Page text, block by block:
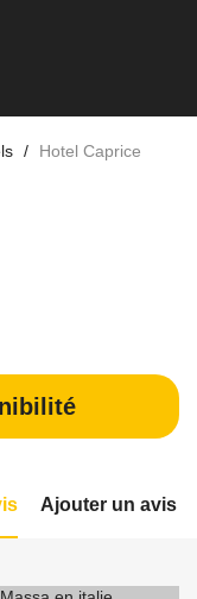
Hotel Caprice
Ajouter un avis